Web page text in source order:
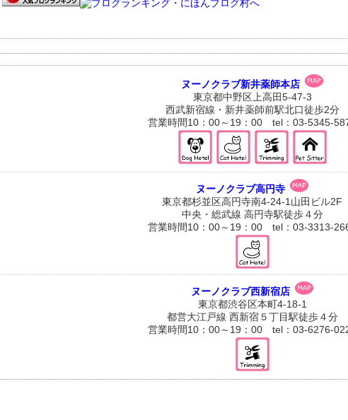
ヌーノクラブ新井薬師本店
東京都中野区上高田5-47-3
西武新宿線・新井薬師前駅北口徒歩2分
営業時間10：00～19：00 tel：03-5345-
ヌーノクラブ高円寺
東京都杉並区高円寺南4-24-1山田ビル2F
中央・総武線 高円寺駅徒歩４分
営業時間10：00～19：00 tel：03-3313-
ヌーノクラブ西新宿店
東京都渋谷区本町4-18-1
都営大江戸線 西新宿５丁目駅徒歩４分
営業時間10：00～19：00 tel：03-6276-